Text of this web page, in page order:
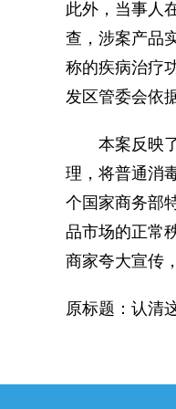
此外，当事人
查，涉案产品
称的疾病治疗
发区管委会依
本案反映了
理，将普通消
个国家商务部
品市场的正常
商家夸大宣传
原标题：认清